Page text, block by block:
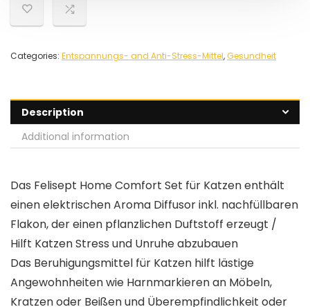
Categories: Entspannungs- and Anti-Stress-Mittel,Gesundheit
Description
Additional information
Das Felisept Home Comfort Set für Katzen enthält
einen elektrischen Aroma Diffusor inkl. nachfüllbaren
Flakon, der einen pflanzlichen Duftstoff erzeugt /
Hilft Katzen Stress und Unruhe abzubauen
Das Beruhigungsmittel für Katzen hilft lästige
Angewohnheiten wie Harnmarkieren an Möbeln,
Kratzen oder Beißen und Überempfindlichkeit oder